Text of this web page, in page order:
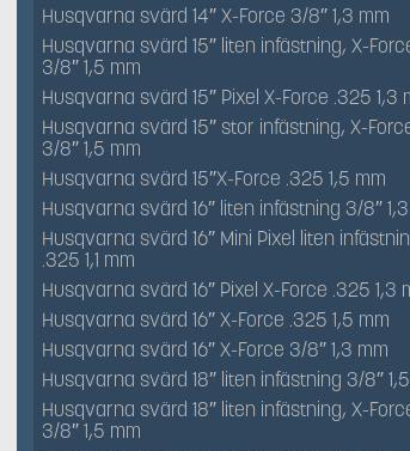
Husqvarna svärd 14″ X-Force 3/8″ 1,3 mm
Husqvarna svärd 15″ liten infästning, X-
3/8″ 1,5 mm
Husqvarna svärd 15″ Pixel X-Force .325 1,3
Husqvarna svärd 15″ stor infästning, X-
3/8″ 1,5 mm
Husqvarna svärd 15″X-Force .325 1,5 mm
Husqvarna svärd 16″ liten infästning 3/8″
Husqvarna svärd 16″ Mini Pixel liten
.325 1,1 mm
Husqvarna svärd 16″ Pixel X-Force .325 1,3
Husqvarna svärd 16″ X-Force .325 1,5 mm
Husqvarna svärd 16″ X-Force 3/8″ 1,3 mm
Husqvarna svärd 18″ liten infästning 3/8″
Husqvarna svärd 18″ liten infästning, X-
3/8″ 1,5 mm